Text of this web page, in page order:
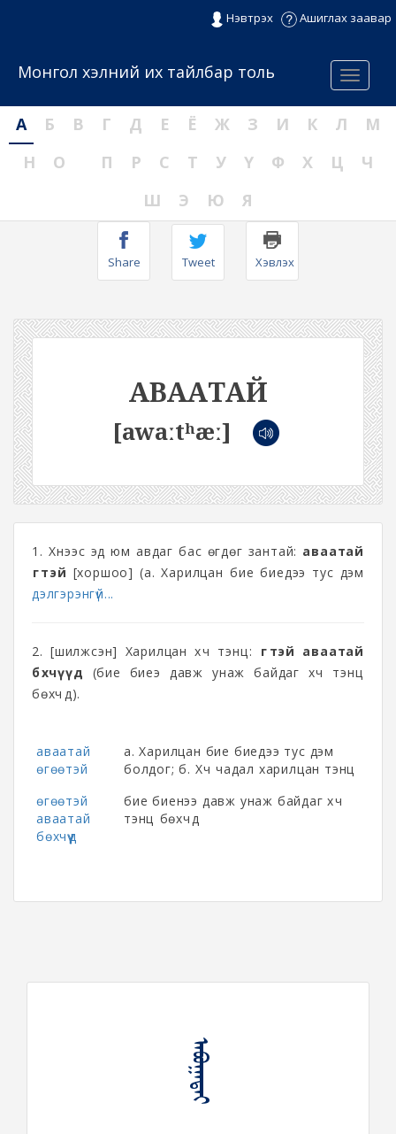
Нэвтрэх Ашиглах заавар
Menu
Монгол хэлний их тайлбар толь
А Б В Г Д Е Ё Ж З И К Л
М
Н
О П Р С Т У Ү Ф Х Ц
Ч
Ш
Э Ю Я
Share Tweet Хэвлэх
АВААТАЙ
[awaːtʰæː]
1. Хүнээс эд юм авдаг бас өгдөг зантай: аваатай
өгөөтэй [хоршоо] (а. Харилцан бие биедээ тус дэм
дэлгэрэнгүй...
2. [шилжсэн] Харилцан хүч тэнцүү:
өгөөтэй аваатай
бөхчүүд (бие биеэ давж унаж байдаг хүч тэнцүү
бөхчүүд).
аваатай
өгөөтэй
а. Харилцан бие биедээ тус дэм
болдог; б. Хүч чадал харилцан тэнцүү
өгөөтэй
аваатай
бөхчүүд
бие биенээ давж унаж байдаг хүч
тэнцүү бөхчүүд
ᠠᠪᠤᠭᠠᠲᠠᠢ